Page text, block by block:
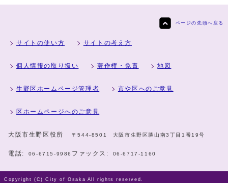
ページの先頭へ戻る
サイトの使い方 サイトの考え方
個人情報の取り扱い 著作権・免責 地図
生野区ホームページ管理者 市や区へのご意見
区ホームページへのご意見
大阪市生野区役所 〒544-8501 大阪市生野区勝山南3丁目1番19号
電話: 06-6715-9986 ファックス: 06-6717-1160
Copyright (C) City of Osaka All rights reserved.